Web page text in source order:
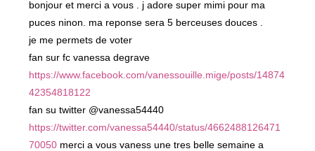
bonjour et merci a vous . j adore super mimi pour ma
puces ninon. ma reponse sera 5 berceuses douces .
je me permets de voter
fan sur fc vanessa degrave
https://www.facebook.com/vanessouille.mige/posts/14874
42354818122
fan su twitter @vanessa54440
https://twitter.com/vanessa54440/status/4662488126471
70050 merci a vous vaness une tres belle semaine a